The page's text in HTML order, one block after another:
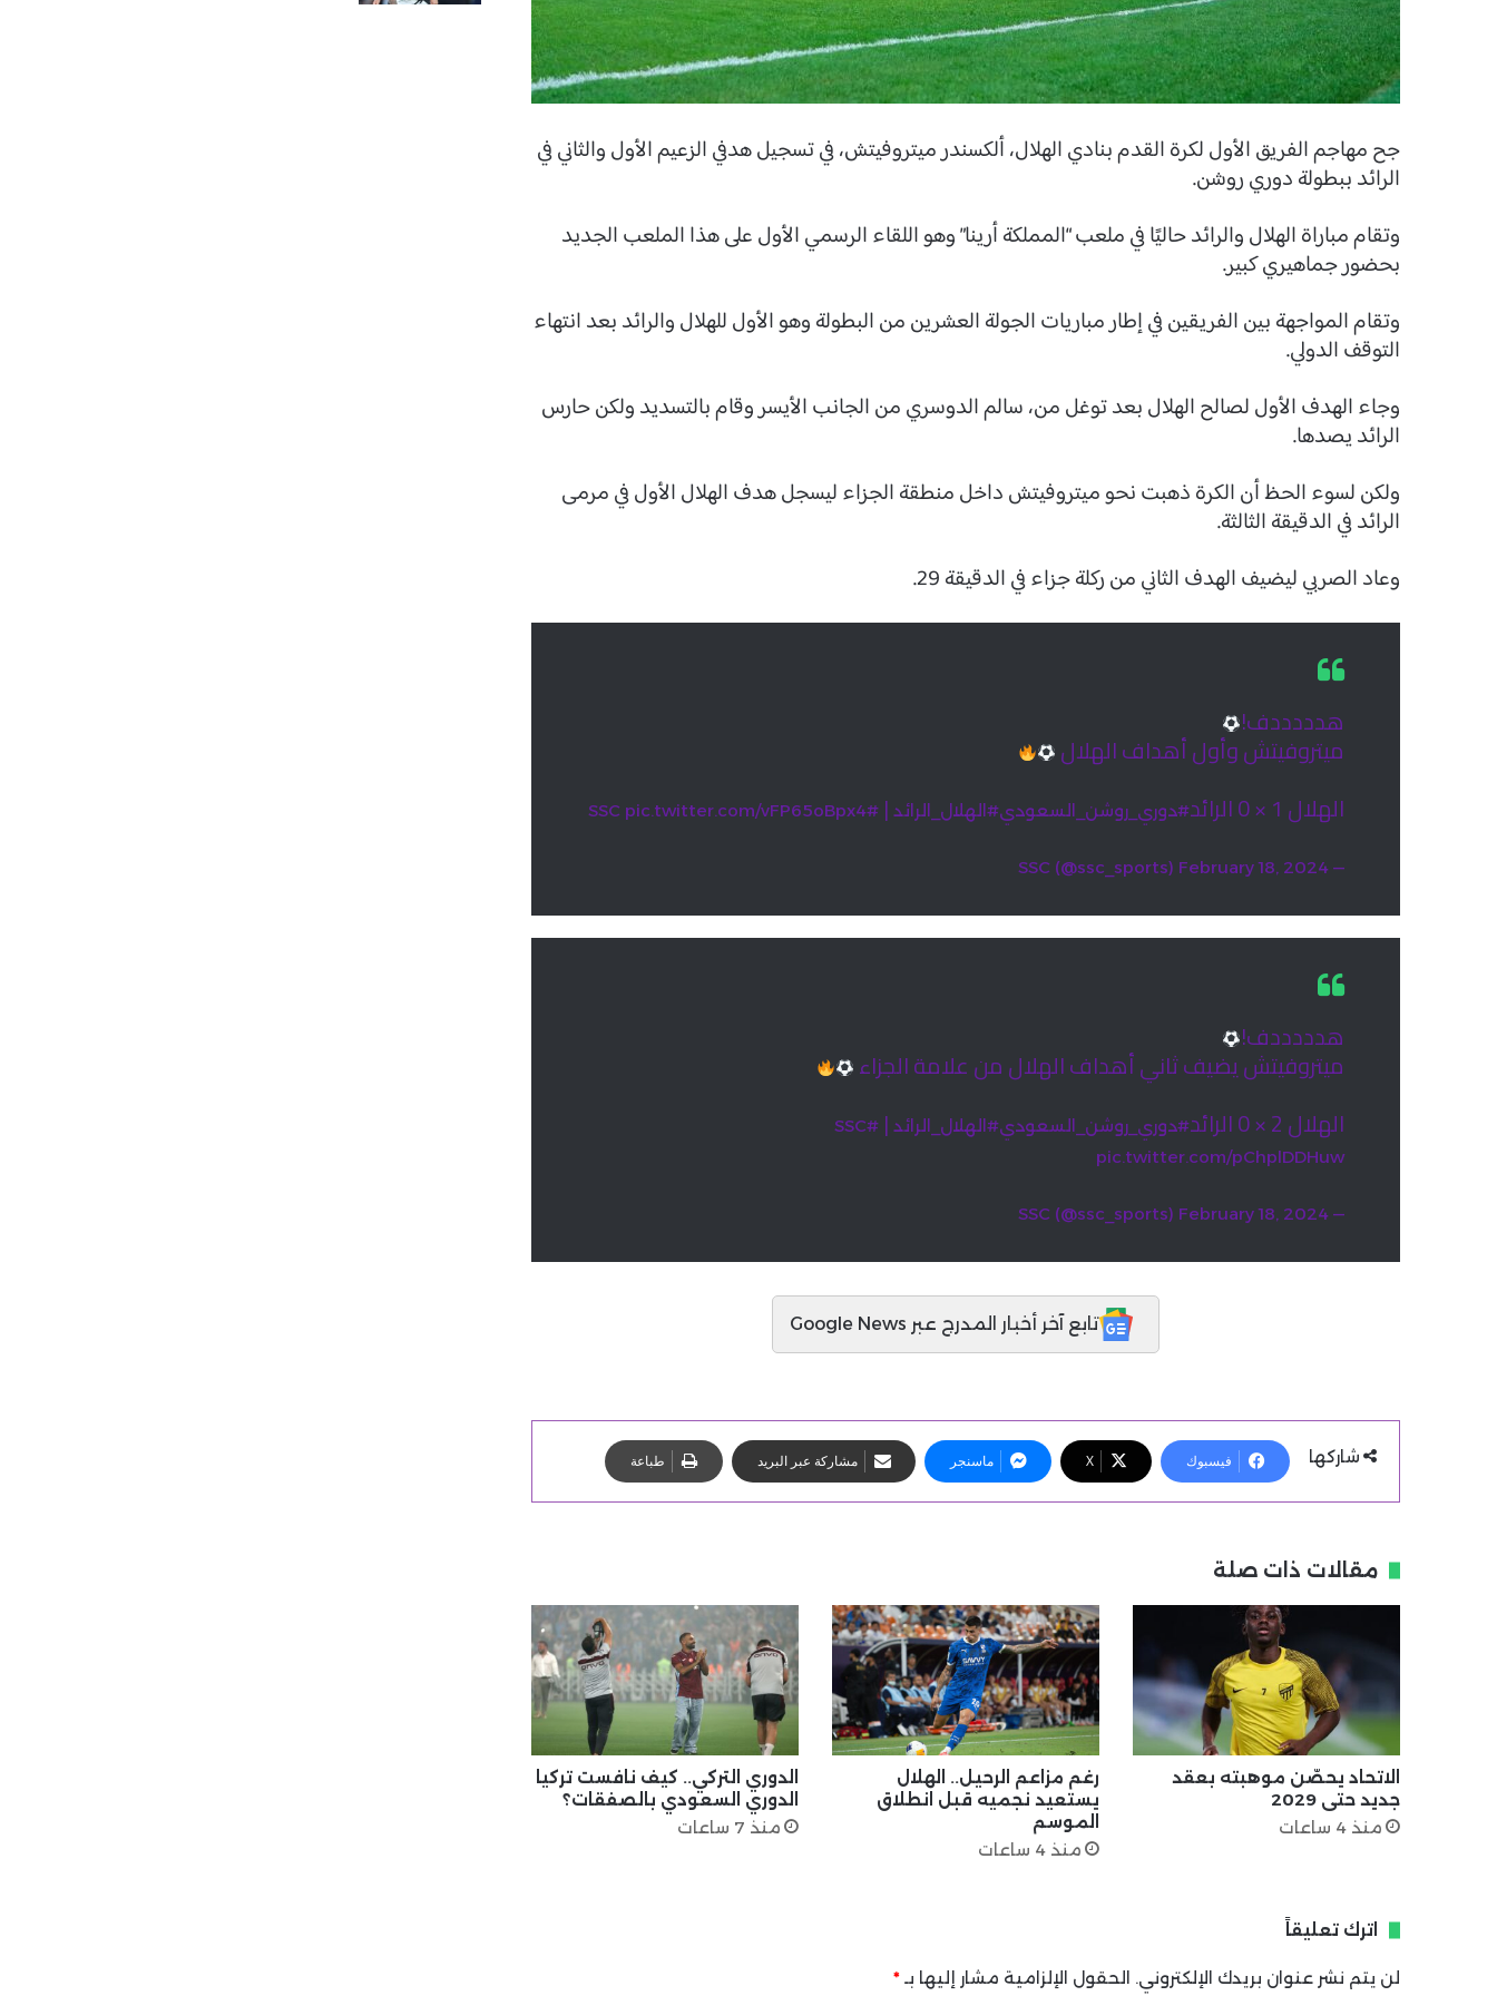
جح مهاجم الفريق الأول لكرة القدم بنادي الهلال، ألكسندر ميتروفيتش، في تسجيل هدفي الزعيم الأول والثاني في
الرائد ببطولة دوري روشن.
وتقام مباراة الهلال والرائد حاليًا في ملعب “المملكة أرينا” وهو اللقاء الرسمي الأول على هذا الملعب الجديد
بحضور جماهيري كبير.
وتقام المواجهة بين الفريقين في إطار مباريات الجولة العشرين من البطولة وهو الأول للهلال والرائد بعد انتهاء
التوقف الدولي.
وجاء الهدف الأول لصالح الهلال بعد توغل من، سالم الدوسري من الجانب الأيسر وقام بالتسديد ولكن حارس
الرائد يصدها.
ولكن لسوء الحظ أن الكرة ذهبت نحو ميتروفيتش داخل منطقة الجزاء ليسجل هدف الهلال الأول في مرمى
الرائد في الدقيقة الثالثة.
وعاد الصربي ليضيف الهدف الثاني من ركلة جزاء في الدقيقة 29.
هدددددف!
ميتروفيتش وأول أهداف الهلال
الهلال 1 × 0 الرائد
#دوري_روشن_السعودي#الهلال_الرائد |
#SSC
pic.twitter.com/vFP65oBpx4
— SSC (@ssc_sports)
February 18, 2024
هدددددف!
ميتروفيتش يضيف ثاني أهداف الهلال من علامة الجزاء
الهلال 2 × 0 الرائد
#دوري_روشن_السعودي#الهلال_الرائد |
#SSC
pic.twitter.com/pChplDDHuw
— SSC (@ssc_sports)
February 18, 2024
تابع آخر أخبار المدرج عبر Google News
شاركها فيسبوك X ماسنجر مشاركة عبر البريد طباعة
مقالات ذات صلة
الاتحاد يحصّن موهبته بعقد
جديد حتى 2029
منذ 4 ساعات
رغم مزاعم الرحيل.. الهلال
يستعيد نجميه قبل انطلاق
الموسم
منذ 4 ساعات
الدوري التركي.. كيف نافست تركيا
الدوري السعودي بالصفقات؟
منذ 7 ساعات
اترك تعليقاً
لن يتم نشر عنوان بريدك الإلكتروني. الحقول الإلزامية مشار إليها بـ *